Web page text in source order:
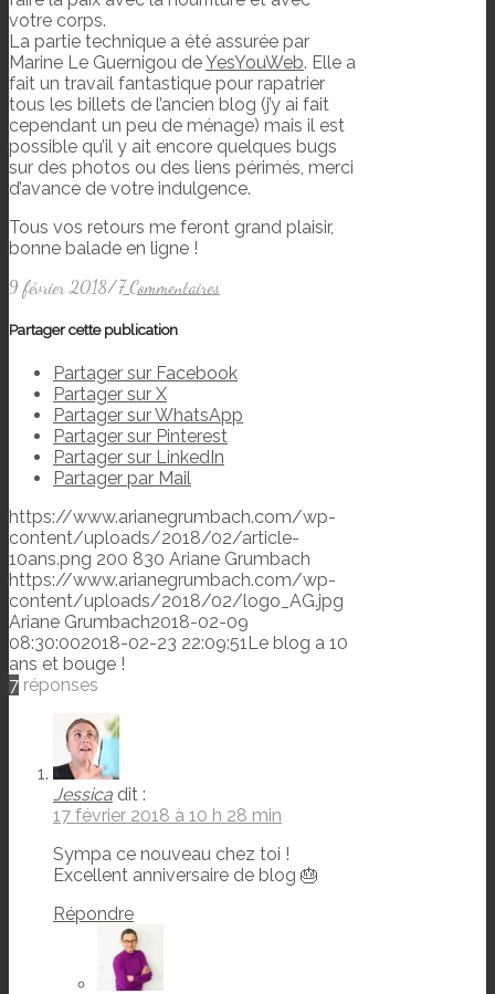
votre corps.
La partie technique a été assurée par
Marine Le Guernigou deYesYouWeb. Elle a
fait un travail fantastique pour rapatrier
tous les billets de l’ancien blog (j’y ai fait
cependant un peu de ménage) mais il est
possible qu’il y ait encore quelques bugs
sur des photos ou des liens périmés, merci
d’avance de votre indulgence.
Tous vos retours me feront grand plaisir,
bonne balade en ligne !
9 février 2018/7 Commentaires
Partager cette publication
Partager sur Facebook
Partager sur X
Partager sur WhatsApp
Partager sur Pinterest
Partager sur LinkedIn
Partager par Mail
https://www.arianegrumbach.com/wp-
content/uploads/2018/02/article-
10ans.png 200 830 Ariane Grumbach
https://www.arianegrumbach.com/wp-
content/uploads/2018/02/logo_AG.jpg
Ariane Grumbach2018-02-09
08:30:002018-02-23 22:09:51Le blog a 10
ans et bouge !
7 réponses
Jessica dit :
17 février 2018 à 10 h 28 min
Sympa ce nouveau chez toi !
Excellent anniversaire de blog 🎂
Répondre